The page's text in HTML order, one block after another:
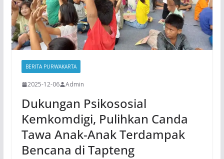
BERITA PURWAKARTA
2025-12-06 Admin
Dukungan Psikososial
Kemkomdigi, Pulihkan Canda
Tawa Anak-Anak Terdampak
Bencana di Tapteng